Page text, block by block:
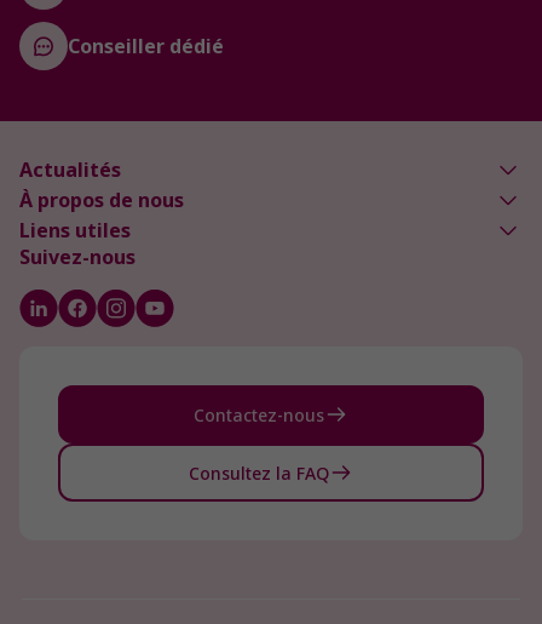
Conseiller dédié
Actualités
À propos de nous
Liens utiles
Suivez-nous
Contactez-nous
Consultez la FAQ